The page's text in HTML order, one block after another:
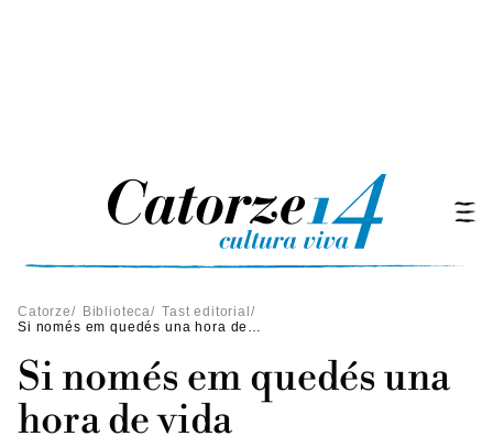
Catorze/ Biblioteca/ Tast editorial /
Si només em quedés una hora de vida
Si només em quedés una
hora de vida